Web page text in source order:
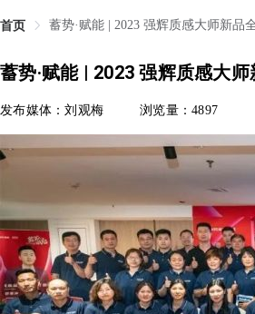
首页 蓄势·赋能 | 2023 强辉质感大师新品
蓄势·赋能 | 2023 强辉质感大
发布媒体：刘观梅 浏览量：4897